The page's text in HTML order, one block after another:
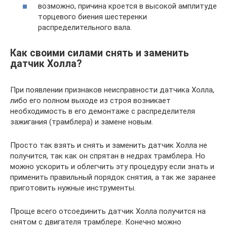
возможно, причина кроется в высокой амплитуде
торцевого биения шестеренки
распределительного вала.
Как своими силами снять и заменить
датчик Холла?
При появлении признаков неисправности датчика Холла,
либо его полном выходе из строя возникает
необходимость в его демонтаже с распределителя
зажигания (трамблера) и замене новым.
Просто так взять и снять и заменить датчик Холла не
получится, так как он спрятан в недрах трамблера. Но
можно ускорить и облегчить эту процедуру если знать и
применить правильный порядок снятия, а так же заранее
приготовить нужные инструменты.
Проще всего отсоединить датчик Холла получится на
снятом с двигателя трамблере. Конечно можно